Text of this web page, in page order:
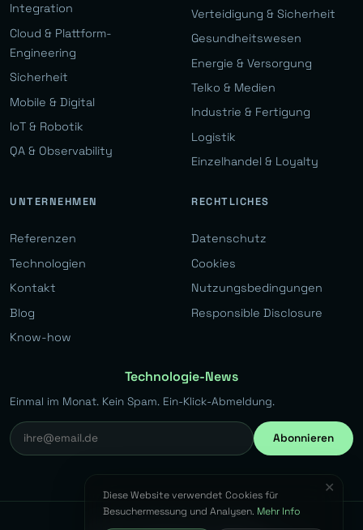
Integration
Cloud & Plattform-
Engineering
Sicherheit
Mobile & Digital
IoT & Robotik
QA & Observability
Verteidigung & Sicherheit
Gesundheitswesen
Energie & Versorgung
Telko & Medien
Industrie & Fertigung
Logistik
Einzelhandel & Loyalty
UNTERNEHMEN
Referenzen
Technologien
Kontakt
Blog
Know-how
RECHTLICHES
Datenschutz
Cookies
Nutzungsbedingungen
Responsible Disclosure
Technologie-News
Einmal im Monat. Kein Spam. Ein-Klick-Abmeldung.
Abonnieren
✕
Diese Website verwendet Cookies für
Besuchermessung und Analysen. Mehr Info